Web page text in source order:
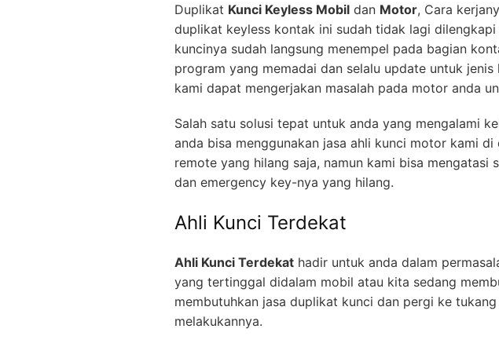
Duplikat Kunci Keyless Mobil dan Motor, Cara
duplikat keyless kontak ini sudah tidak lagi
kuncinya sudah langsung menempel pada bagian
program yang memadai dan selalu update untuk
kami dapat mengerjakan masalah pada motor anda
Salah satu solusi tepat untuk anda yang mengalami
anda bisa menggunakan jasa ahli kunci motor kami
remote yang hilang saja, namun kami bisa
dan emergency key-nya yang hilang.
Ahli Kunci Terdekat
Ahli Kunci Terdekat hadir untuk anda dalam
yang tertinggal didalam mobil atau kita sedang
membutuhkan jasa duplikat kunci dan pergi ke
melakukannya.